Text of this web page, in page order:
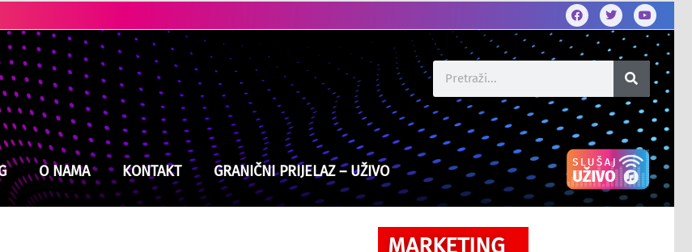
O NAMA KONTAKT GRANIČNI PRIJELAZ – UŽIVO
MARKETING